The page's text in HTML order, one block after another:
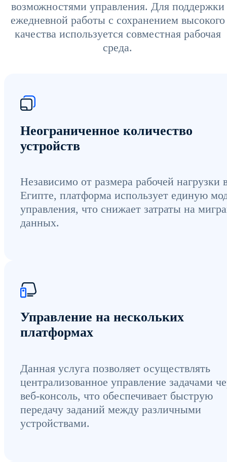
возможностями управления. Для поддержки
ежедневной работы с сохранением высокого
качества используется совместная рабочая
среда.
Неограниченное количество
устройств
Независимо от размера рабочей нагрузки
Египте, платформа использует единую
управления, что снижает затраты на
данных.
Управление на нескольких
платформах
Данная услуга позволяет осуществлять
централизованное управление задачами
веб-консоль, что обеспечивает быструю
передачу заданий между различными
устройствами.